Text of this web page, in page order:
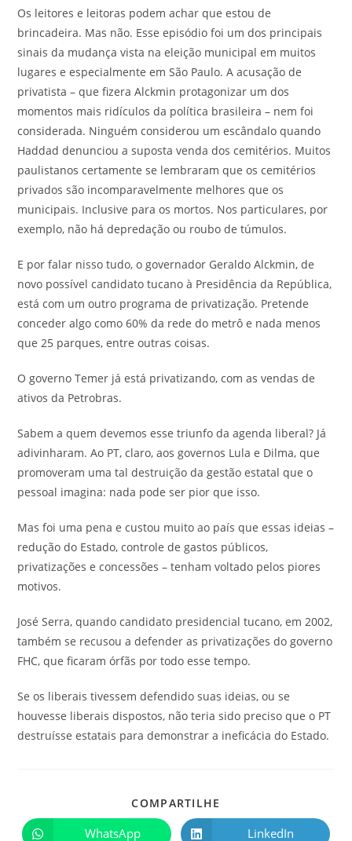
Os leitores e leitoras podem achar que estou de
brincadeira. Mas não. Esse episódio foi um dos principais
sinais da mudança vista na eleição municipal em muitos
lugares e especialmente em São Paulo. A acusação de
privatista – que fizera Alckmin protagonizar um dos
momentos mais ridículos da política brasileira – nem foi
considerada. Ninguém considerou um escândalo quando
Haddad denunciou a suposta venda dos cemitérios. Muitos
paulistanos certamente se lembraram que os cemitérios
privados são incomparavelmente melhores que os
municipais. Inclusive para os mortos. Nos particulares, por
exemplo, não há depredação ou roubo de túmulos.
E por falar nisso tudo, o governador Geraldo Alckmin, de
novo possível candidato tucano à Presidência da República,
está com um outro programa de privatização. Pretende
conceder algo como 60% da rede do metrô e nada menos
que 25 parques, entre outras coisas.
O governo Temer já está privatizando, com as vendas de
ativos da Petrobras.
Sabem a quem devemos esse triunfo da agenda liberal? Já
adivinharam. Ao PT, claro, aos governos Lula e Dilma, que
promoveram uma tal destruição da gestão estatal que o
pessoal imagina: nada pode ser pior que isso.
Mas foi uma pena e custou muito ao país que essas ideias –
redução do Estado, controle de gastos públicos,
privatizações e concessões – tenham voltado pelos piores
motivos.
José Serra, quando candidato presidencial tucano, em 2002,
também se recusou a defender as privatizações do governo
FHC, que ficaram órfãs por todo esse tempo.
Se os liberais tivessem defendido suas ideias, ou se
houvesse liberais dispostos, não teria sido preciso que o PT
destruísse estatais para demonstrar a ineficácia do Estado.
COMPARTILHE
WhatsApp LinkedIn